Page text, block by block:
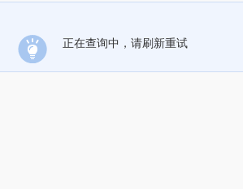
正在查询中，请刷新重试